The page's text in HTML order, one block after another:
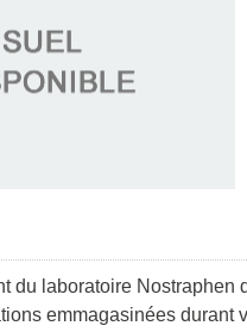
du laboratoire
emmagasinées